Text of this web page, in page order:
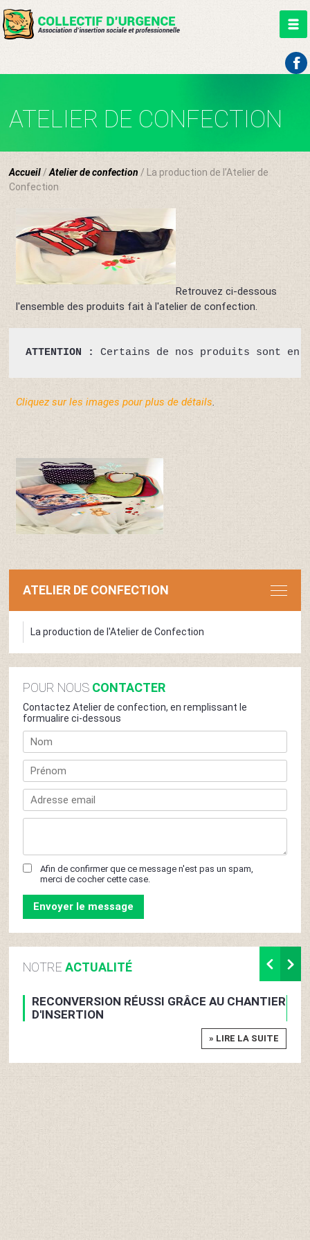
contenu
ATELIER DE CONFECTION
Accueil/Atelier de confection / La production de l’Atelier de
Confection
Retrouvez ci-dessous
l'ensemble des produits fait à l'atelier de confection.
ATTENTION : Certains de nos produits sont
Cliquez sur les images pour plus de détails.
ATELIER DE CONFECTION
La production de l'Atelier de Confection
POUR NOUS CONTACTER
Contactez Atelier de confection, en remplissant le
formualire ci-dessous
Afin de confirmer que ce message n'est pas un spam,
merci de cocher cette case.
NOTREACTUALITÉ
RECONVERSION RÉUSSI GRÂCE AU CHANTIER
D'INSERTION
» LIRE LA SUITE